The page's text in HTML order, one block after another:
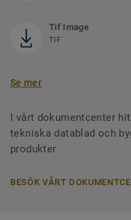
Tif Image
TIF
Se mer
I vårt dokumentcenter
tekniska datablad och
produkter
BESÖK VÅRT